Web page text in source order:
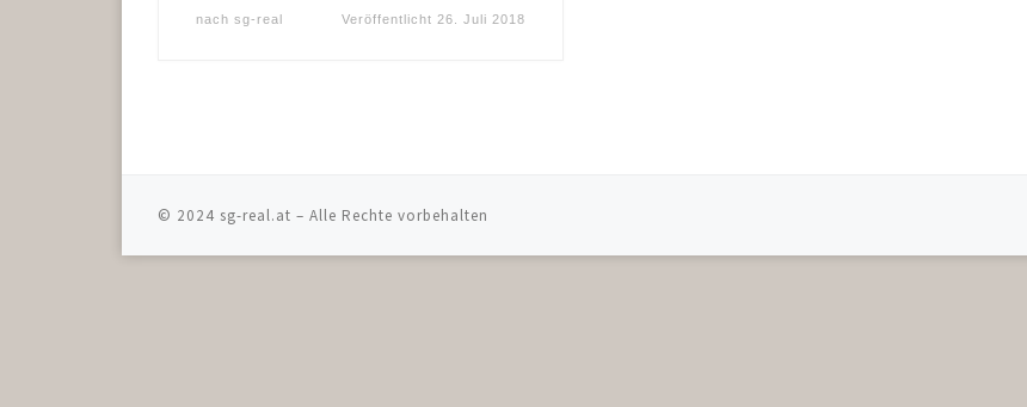
nach sg-real Veröffentlicht 26. Juli 2018
© 2024 sg-real.at – Alle Rechte vorbehalten